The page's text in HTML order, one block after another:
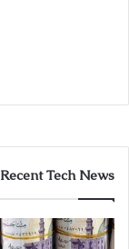
Recent Tech News